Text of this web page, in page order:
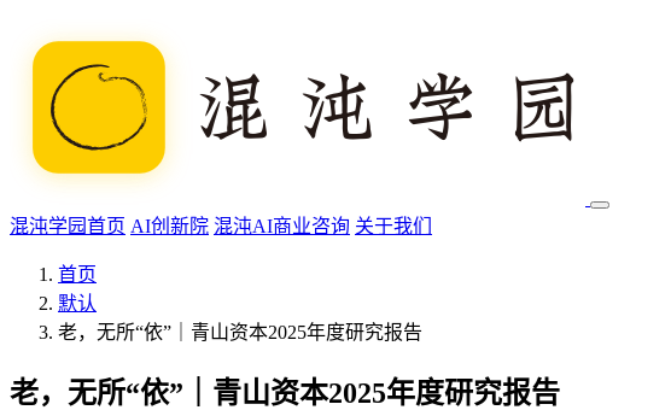
混沌学园首页 AI创新院 混沌AI商业咨询 关于我们
首页
默认
老，无所“依”｜青山资本2025年度研究报告
老，无所“依”｜青山资本2025年度研究报告